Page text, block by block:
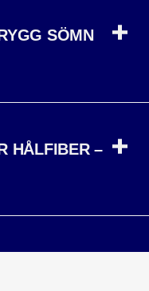
SÖMN
HÅLFIBER –